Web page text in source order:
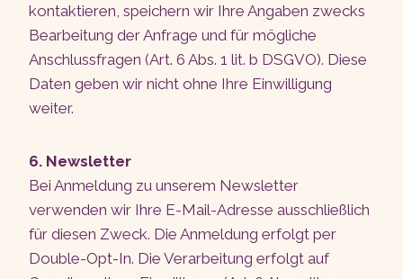
kontaktieren, speichern wir Ihre Angaben zwecks
Bearbeitung der Anfrage und für mögliche
Anschlussfragen (Art. 6 Abs. 1 lit. b DSGVO). Diese
Daten geben wir nicht ohne Ihre Einwilligung
weiter.
6. Newsletter
Bei Anmeldung zu unserem Newsletter
verwenden wir Ihre E-Mail-Adresse ausschließlich
für diesen Zweck. Die Anmeldung erfolgt per
Double-Opt-In. Die Verarbeitung erfolgt auf